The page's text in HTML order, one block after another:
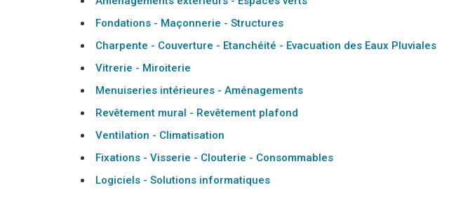
Fondations - Maçonnerie - Structures
Charpente - Couverture - Etanchéité - Evacuation des Eaux Pluviales
Vitrerie - Miroiterie
Menuiseries intérieures - Aménagements
Revêtement mural - Revêtement plafond
Ventilation - Climatisation
Fixations - Visserie - Clouterie - Consommables
Logiciels - Solutions informatiques